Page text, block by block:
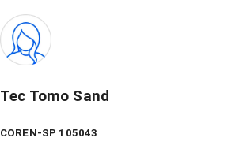
Tec Tomo Sand
COREN-SP 105043